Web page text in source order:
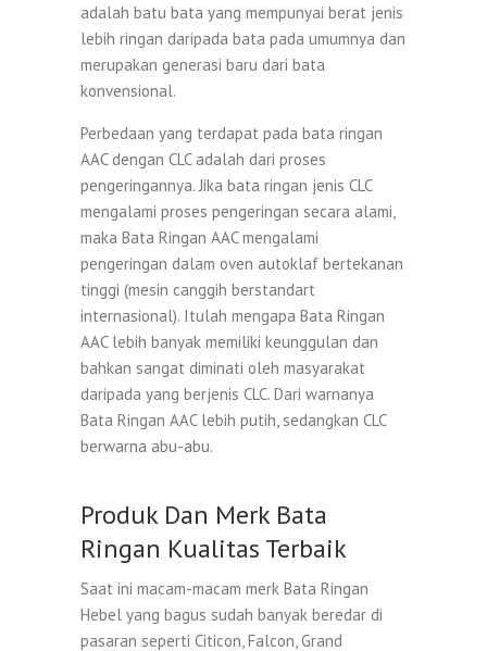
adalah batu bata yang mempunyai berat jenis
lebih ringan daripada bata pada umumnya dan
merupakan generasi baru dari bata
konvensional.
Perbedaan yang terdapat pada bata ringan
AAC dengan CLC adalah dari proses
pengeringannya. Jika bata ringan jenis CLC
mengalami proses pengeringan secara alami,
maka Bata Ringan AAC mengalami
pengeringan dalam oven autoklaf bertekanan
tinggi (mesin canggih berstandart
internasional). Itulah mengapa Bata Ringan
AAC lebih banyak memiliki keunggulan dan
bahkan sangat diminati oleh masyarakat
daripada yang berjenis CLC. Dari warnanya
Bata Ringan AAC lebih putih, sedangkan CLC
berwarna abu-abu.
Produk Dan Merk Bata
Ringan Kualitas Terbaik
Saat ini macam-macam merk Bata Ringan
Hebel yang bagus sudah banyak beredar di
pasaran seperti Citicon, Falcon, Grand